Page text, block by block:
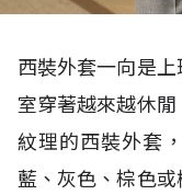
西裝外套一向是
室穿著越來越休閒
紋理的西裝外套
藍、灰色、棕色